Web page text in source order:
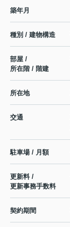
築年月
種別 / 建物構造
部屋 /
所在階 / 階建
所在地
交通
駐車場 / 月額
更新料 /
更新事務手数料
契約期間